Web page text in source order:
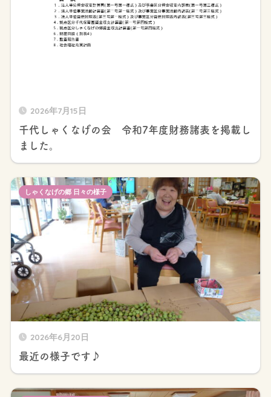
2026年7月15日
千代しゃくなげの会 令和7年度財務諸表を掲載し
ました。
2026年6月20日
最近の様子です♪
しゃくなげの郷 日々の様子